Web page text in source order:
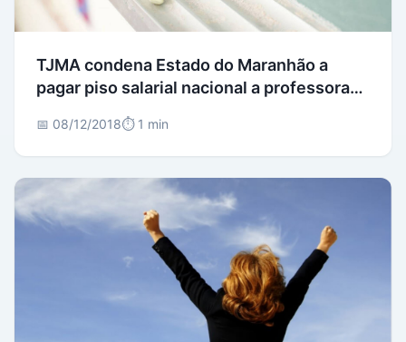
TJMA condena Estado do Maranhão a
pagar piso salarial nacional a professora
📅 08/12/2018⏱️ 1 min